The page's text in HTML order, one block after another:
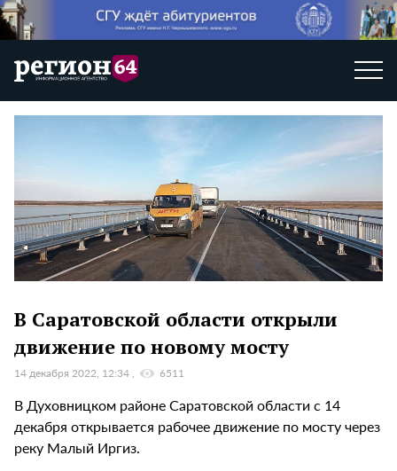
В Саратовской области открыли
движение по новому мосту
14 декабря 2022, 12:34 6511
В Духовницком районе Саратовской области с 14
декабря открывается рабочее движение по мосту через
реку Малый Иргиз.